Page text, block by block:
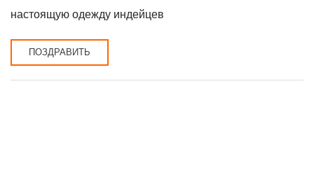
настоящую одежду индейцев
ПОЗДРАВИТЬ